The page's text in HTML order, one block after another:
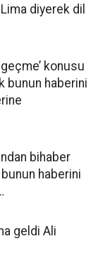
diyerek dil
konusu
bunun haberini
bihaber
haberini
geldi Ali